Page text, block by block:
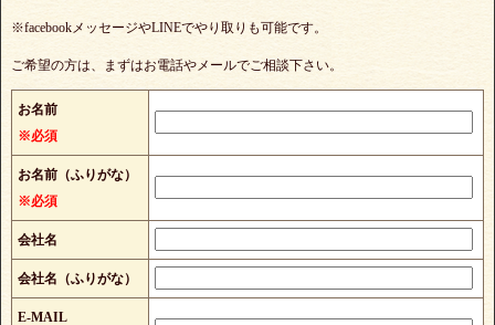
※facebookメッセージやLINEでやり取りも可能です。
ご希望の方は、まずはお電話やメールでご相談下さい。
お名前
※必須
お名前（ふりがな）
※必須
会社名
会社名（ふりがな）
E-MAIL